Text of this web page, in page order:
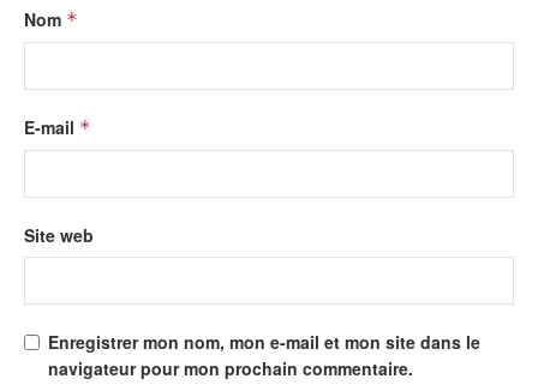
Nom *
E-mail *
Site web
Enregistrer mon nom, mon e-mail et mon site dans le
navigateur pour mon prochain commentaire.